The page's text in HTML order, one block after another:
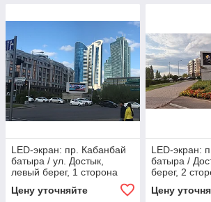
LED-экран: пр. Кабанбай
батыра / ул. Достык,
левый берег, 1 сторона
Цену уточняйте
LED-экран:
батыра /
берег, 2
Цену